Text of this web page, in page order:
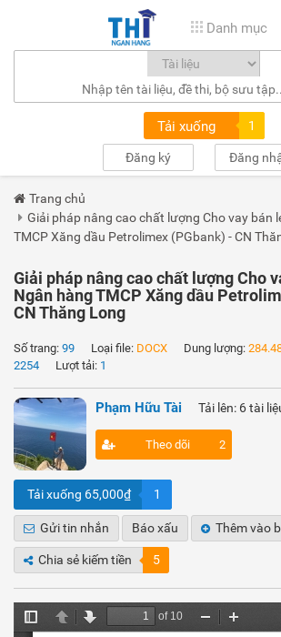
Danh mục
Tải xuống 1
Đăng ký Đăng
Trang chủ
Giải pháp nâng cao chất lượng Cho vay bán
TMCP Xăng dầu Petrolimex (PGbank) - CN
Giải pháp nâng cao chất lượng Cho
Ngân hàng TMCP Xăng dầu
CN Thăng Long
Số trang: 99 Loại file: DOCX Dung lượng:
2254 Lượt tải: 1
Phạm Hữu Tài Tải lên: 6 tài
Theo dõi 2
Tải xuống 65,000₫ 1
Gửi tin nhắn Báo xấu Thêm vào
Chia sẻ kiếm tiền 5